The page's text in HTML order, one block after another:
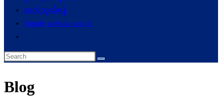
ဆက်သွယ်ရန်
Toggle website search
Blog